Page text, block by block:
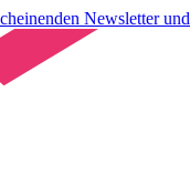
Newsletter und